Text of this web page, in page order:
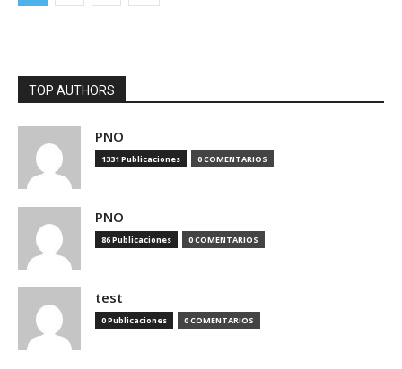
TOP AUTHORS
PNO
1331 Publicaciones 0 COMENTARIOS
PNO
86 Publicaciones 0 COMENTARIOS
test
0 Publicaciones 0 COMENTARIOS